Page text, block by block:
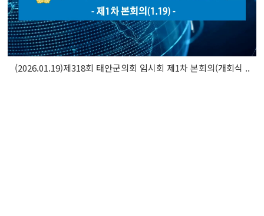
(2026.01.19)제318회 태안군의회 임시회 제1차 본회의(개회식 ..